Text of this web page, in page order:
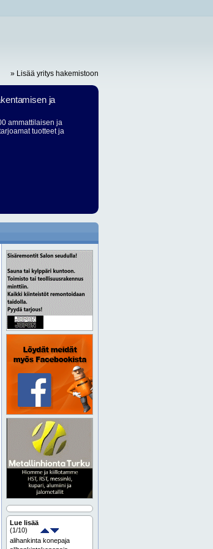
» Lisää yritys hakemistoon
ja
ammattilaisen ja
tuotteet ja
Lue lisää
(1/10)
alihankinta konepaja